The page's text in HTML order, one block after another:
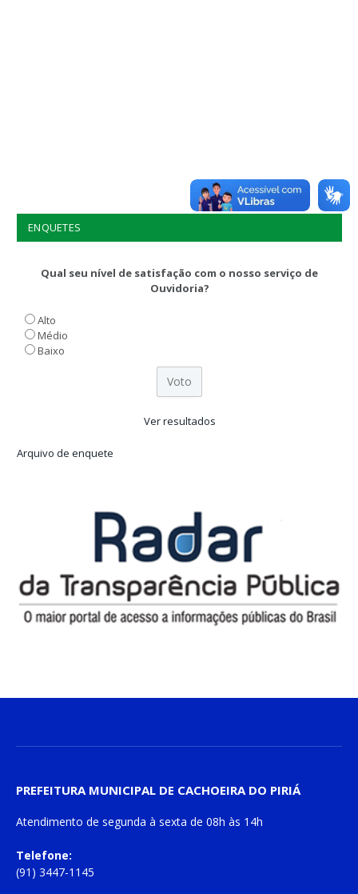
ENQUETES
Qual seu nível de satisfação com o nosso serviço de
Ouvidoria?
Alto
Médio
Baixo
Ver resultados
Arquivo de enquete
PREFEITURA MUNICIPAL DE CACHOEIRA DO PIRIÁ
Atendimento de segunda à sexta de 08h às 14h
Telefone:
(91) 3447-1145